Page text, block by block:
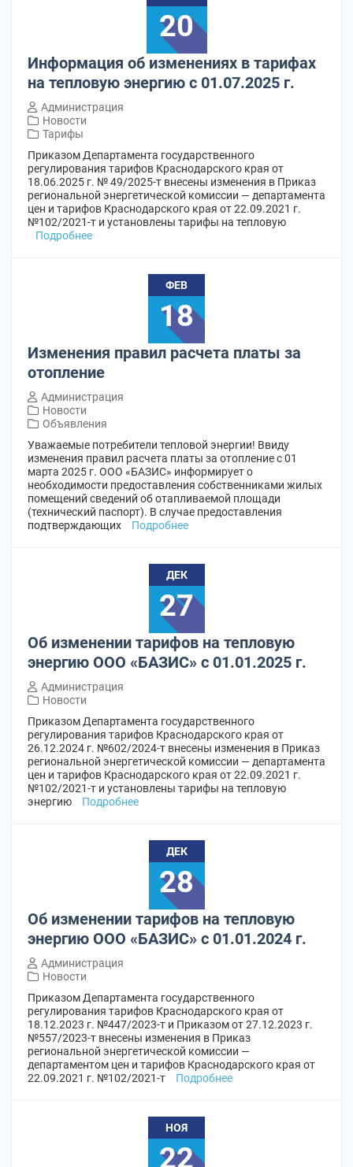
20
Информация об изменениях в тарифах
на тепловую энергию с 01.07.2025 г.
Администрация
Новости
Тарифы
Приказом Департамента государственного
регулирования тарифов Краснодарского края от
18.06.2025 г. № 49/2025-т внесены изменения в Приказ
региональной энергетической комиссии — департамента
цен и тарифов Краснодарского края от 22.09.2021 г.
№102/2021-т и установлены тарифы на тепловую
Подробнее
ФЕВ
18
Изменения правил расчета платы за
отопление
Администрация
Новости
Объявления
Уважаемые потребители тепловой энергии! Ввиду
изменения правил расчета платы за отопление с 01
марта 2025 г. ООО «БАЗИС» информирует о
необходимости предоставления собственниками жилых
помещений сведений об отапливаемой площади
(технический паспорт). В случае предоставления
подтверждающих
Подробнее
ДЕК
27
Об изменении тарифов на тепловую
энергию ООО «БАЗИС» с 01.01.2025 г.
Администрация
Новости
Приказом Департамента государственного
регулирования тарифов Краснодарского края от
26.12.2024 г. №602/2024-т внесены изменения в Приказ
региональной энергетической комиссии — департамента
цен и тарифов Краснодарского края от 22.09.2021 г.
№102/2021-т и установлены тарифы на тепловую
энергию
Подробнее
ДЕК
28
Об изменении тарифов на тепловую
энергию ООО «БАЗИС» с 01.01.2024 г.
Администрация
Новости
Приказом Департамента государственного
регулирования тарифов Краснодарского края от
18.12.2023 г. №447/2023-т и Приказом от 27.12.2023 г.
№557/2023-т внесены изменения в Приказ
региональной энергетической комиссии —
департаментом цен и тарифов Краснодарского края от
22.09.2021 г. №102/2021-т
Подробнее
НОЯ
22